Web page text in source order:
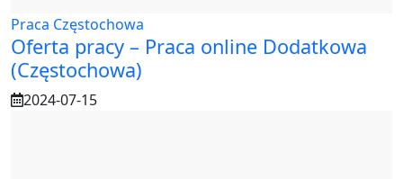
Praca Częstochowa
Oferta pracy – Praca online Dodatkowa
(Częstochowa)
2024-07-15